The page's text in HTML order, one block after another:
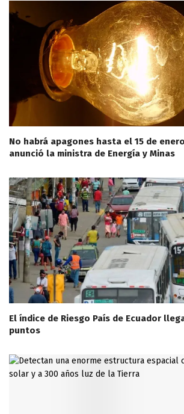
No habrá apagones hasta el 15 de
anunció la ministra de Energía y Minas
El índice de Riesgo País de Ecuador
puntos